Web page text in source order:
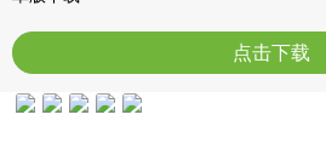
点击下载